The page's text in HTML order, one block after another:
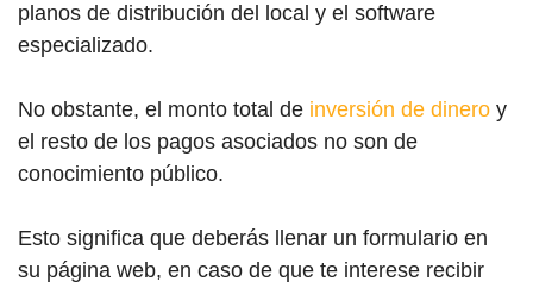
planos de distribución del local y el software
especializado.
No obstante, el monto total de inversión de dinero y
el resto de los pagos asociados no son de
conocimiento público.
Esto significa que deberás llenar un formulario en
su página web, en caso de que te interese recibir